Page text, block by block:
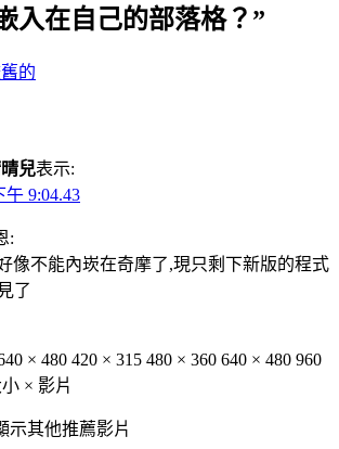
入在自己的部落格？”
的
晴兒表示:
午 9:04.43
:
像不能內崁在奇摩了,現只剩下新版的程式
了
× 480 420 × 315 480 × 360 640 × 480 960
× 影片
示其他推薦影片